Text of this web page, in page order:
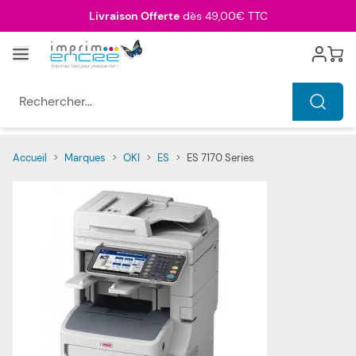
Livraison Offertedès 49,00€ TTC
Menu Cart
Accueil > Marques > OKI > ES > ES 7170 Series